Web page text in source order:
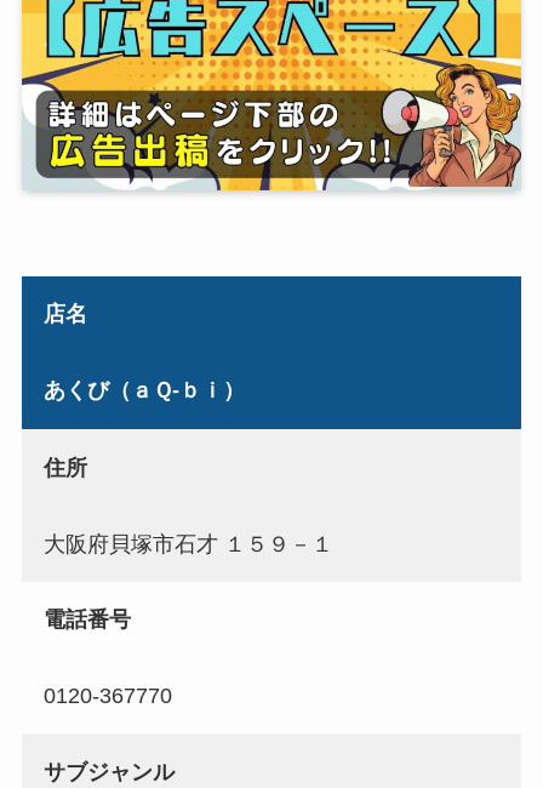
店名
あくび（ａＱ‐ｂｉ）
住所
大阪府貝塚市石才 １５９－１
電話番号
0120-367770
サブジャンル